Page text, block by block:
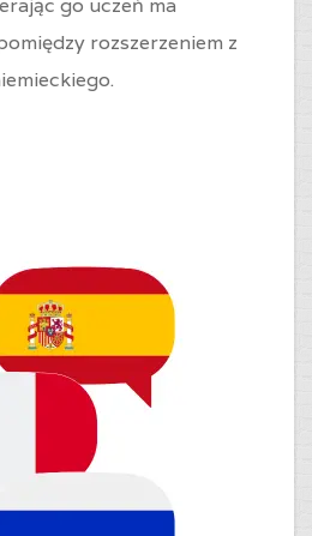
go uczeń ma
rozszerzeniem z